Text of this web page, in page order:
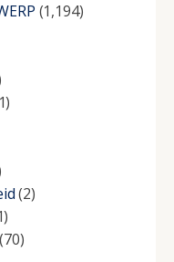
(1,194)
(2)
(70)